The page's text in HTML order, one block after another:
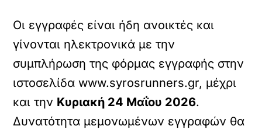
Οι εγγραφές είναι ήδη ανοικτές και
γίνονται ηλεκτρονικά με την
συμπλήρωση της φόρμας εγγραφής στην
ιστοσελίδα www.syrosrunners.gr, μέχρι
και την Κυριακή 24 Μαΐου 2026.
Δυνατότητα μεμονωμένων εγγραφών θα